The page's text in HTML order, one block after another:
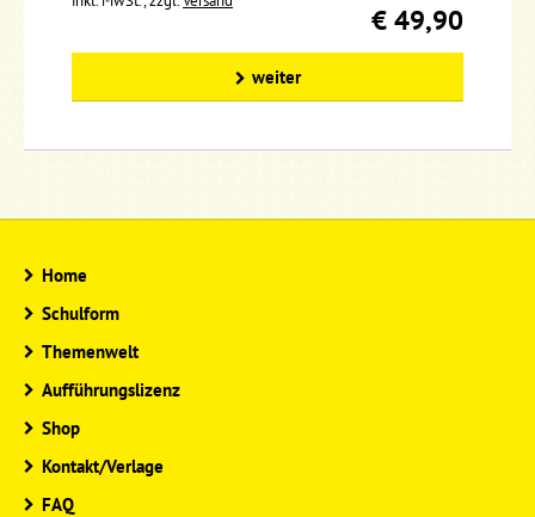
€ 49,90
weiter
Home
Schulform
Themenwelt
Aufführungslizenz
Shop
Kontakt/Verlage
FAQ